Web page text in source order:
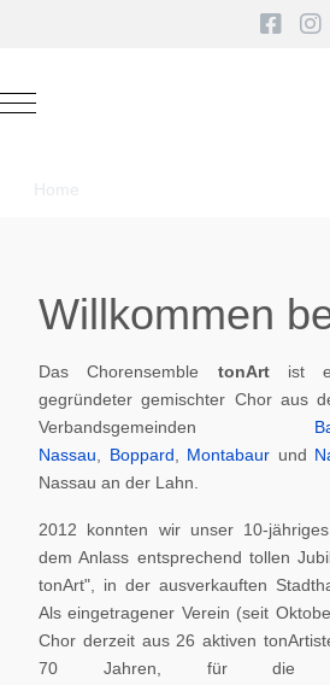
Mobile Menu Toggle
Home
Willkommen
Das Chorensemble tonArt ist
gegründeter gemischter Chor aus
Verbandsgemeinden
Nassau
Boppard Montabaur und
Nassau an der Lahn.
2012 konnten wir unser 10-
dem Anlass entsprechend tollen
tonArt", in der ausverkauften
Als eingetragener Verein (seit
Chor derzeit aus 26 aktiven
70 Jahren, für die